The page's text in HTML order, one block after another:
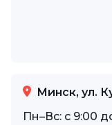
Минск, ул.
Пн–Вс: с 9:00